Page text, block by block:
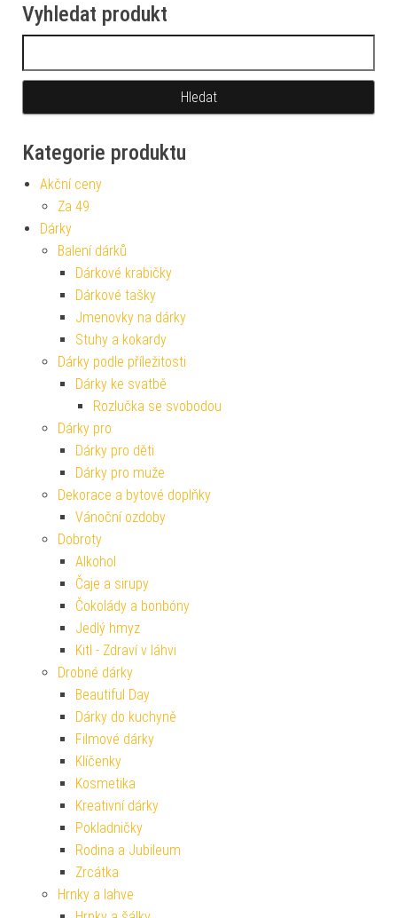
Vyhledat produkt
Kategorie produktu
Akční ceny
Za 49
Dárky
Balení dárků
Dárkové krabičky
Dárkové tašky
Jmenovky na dárky
Stuhy a kokardy
Dárky podle příležitosti
Dárky ke svatbě
Rozlučka se svobodou
Dárky pro
Dárky pro děti
Dárky pro muže
Dekorace a bytové doplňky
Vánoční ozdoby
Dobroty
Alkohol
Čaje a sirupy
Čokolády a bonbóny
Jedlý hmyz
Kitl - Zdraví v láhvi
Drobné dárky
Beautiful Day
Dárky do kuchyně
Filmové dárky
Klíčenky
Kosmetika
Kreativní dárky
Pokladničky
Rodina a Jubileum
Zrcátka
Hrnky a lahve